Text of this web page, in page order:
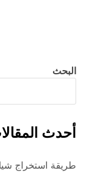
البحث
أحدث
طريقة استخراج